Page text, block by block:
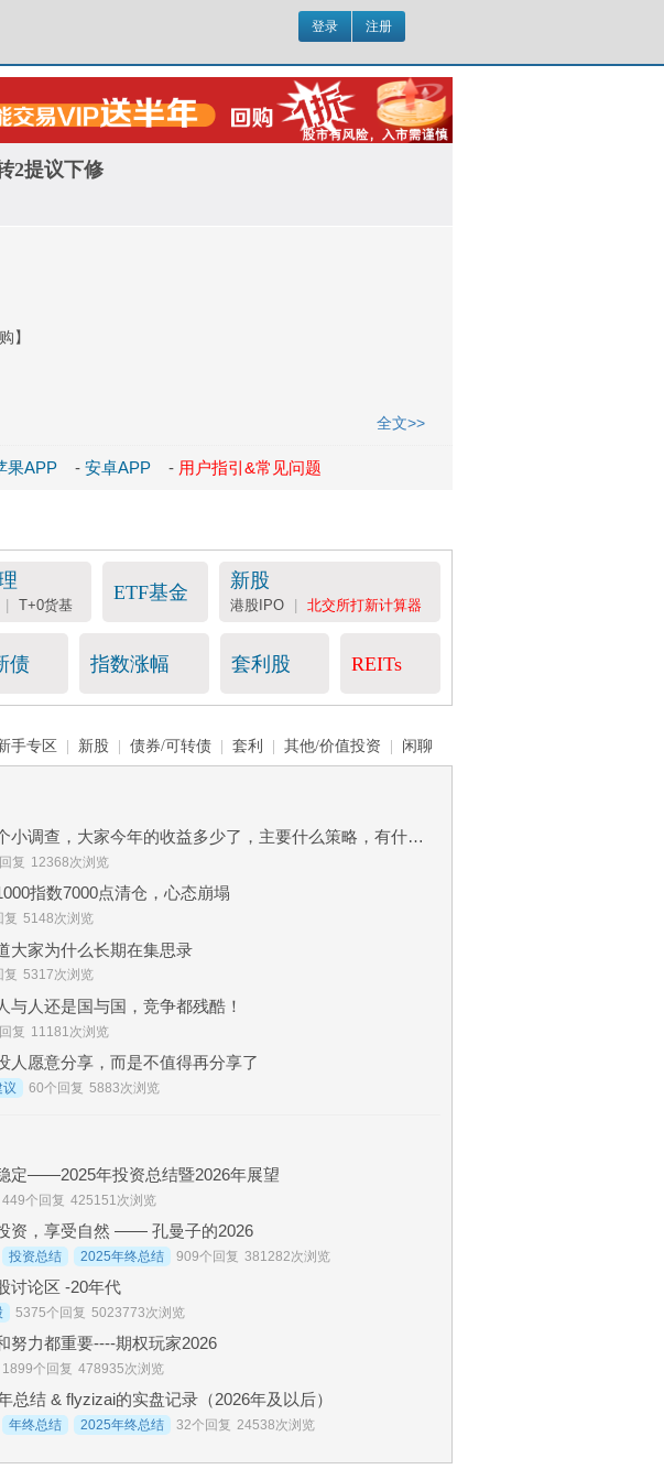
登录 注册
2提议下修
】
全文>>
果APP - 安卓APP - 用户指引&常见问题
| T+0货基
ETF基金
新股
港股IPO | 北交所打新计算器
债 指数涨幅 套利股 REITs
手专区 新股 债券/可转债 套利 其他/价值投资 闲聊
发一个小调查，大家今年的收益多少了，主要什么策略，有什么得失？
复 12368次浏览
指数7000点清仓，心态崩塌
复 5148次浏览
大家为什么长期在集思录
复 5317次浏览
与人还是国与国，竞争都残酷！
复 11181次浏览
人愿意分享，而是不值得再分享了
议 60个回复 5883次浏览
定——2025年投资总结暨2026年展望
449个回复 425151次浏览
资，享受自然 —— 孔曼子的2026
投资总结 2025年终总结 909个回复 381282次浏览
讨论区 -20年代
5375个回复 5023773次浏览
努力都重要----期权玩家2026
1899个回复 478935次浏览
总结 & flyzizai的实盘记录（2026年及以后）
年终总结 2025年终总结 32个回复 24538次浏览